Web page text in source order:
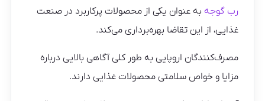
رب گوجه به عنوان یکی از محصولات پرکاربرد در صنعت
غذایی، از این تقاضا بهره‌برداری می‌کند.
مصرف‌کنندگان اروپایی به طور کلی آگاهی بالایی درباره
مزایا و خواص سلامتی محصولات غذایی دارند.